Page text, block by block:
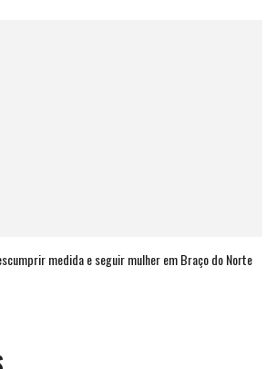
medida e seguir mulher em Braço do Norte